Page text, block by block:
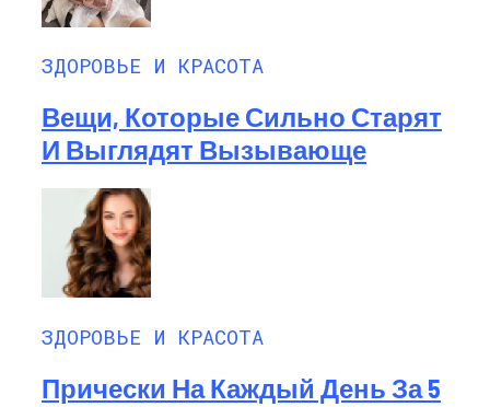
ЗДОРОВЬЕ И КРАСОТА
Вещи, Которые Сильно Старят
И Выглядят Вызывающе
ЗДОРОВЬЕ И КРАСОТА
Прически На Каждый День За 5